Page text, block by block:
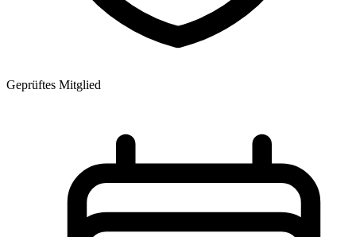
Geprüftes Mitglied